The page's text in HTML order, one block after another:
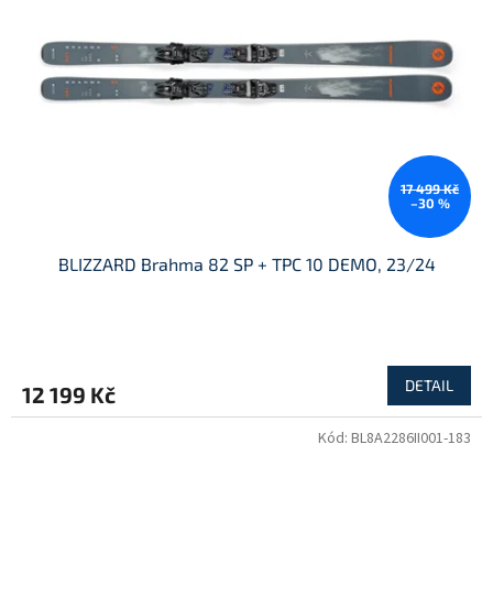
17 499 Kč
–30 %
BLIZZARD Brahma 82 SP + TPC 10 DEMO, 23/24
12 199 Kč DETAIL
Kód: BL8A2286II001-183